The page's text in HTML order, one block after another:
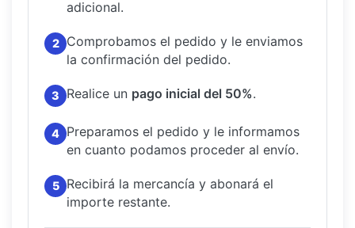
adicional.
2
Comprobamos el pedido y le enviamos
la confirmación del pedido.
3 Realice un pago inicial del 50%.
4 Preparamos el pedido y le informamos
en cuanto podamos proceder al envío.
5
Recibirá la mercancía y abonará el
importe restante.